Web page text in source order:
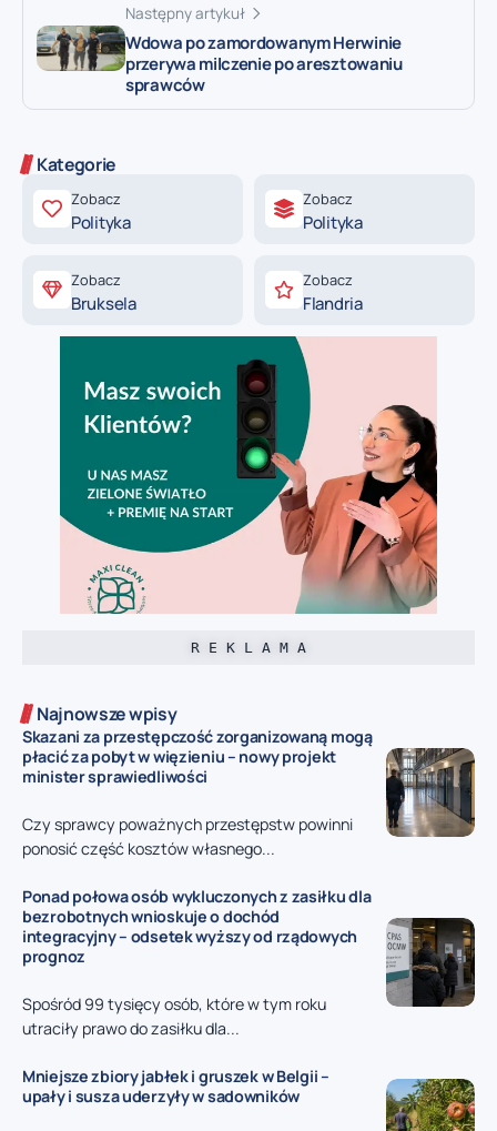
Następny artykuł
Wdowa po zamordowanym Herwinie
przerywa milczenie po aresztowaniu
sprawców
Kategorie
Zobacz
Polityka
Zobacz
Polityka
Zobacz
Bruksela
Zobacz
Flandria
R E K L A M A
Najnowsze wpisy
Skazani za przestępczość zorganizowaną mogą
płacić za pobyt w więzieniu – nowy projekt
minister sprawiedliwości
Czy sprawcy poważnych przestępstw powinni
ponosić część kosztów własnego...
Ponad połowa osób wykluczonych z zasiłku dla
bezrobotnych wnioskuje o dochód
integracyjny – odsetek wyższy od rządowych
prognoz
Spośród 99 tysięcy osób, które w tym roku
utraciły prawo do zasiłku dla...
Mniejsze zbiory jabłek i gruszek w Belgii –
upały i susza uderzyły w sadowników